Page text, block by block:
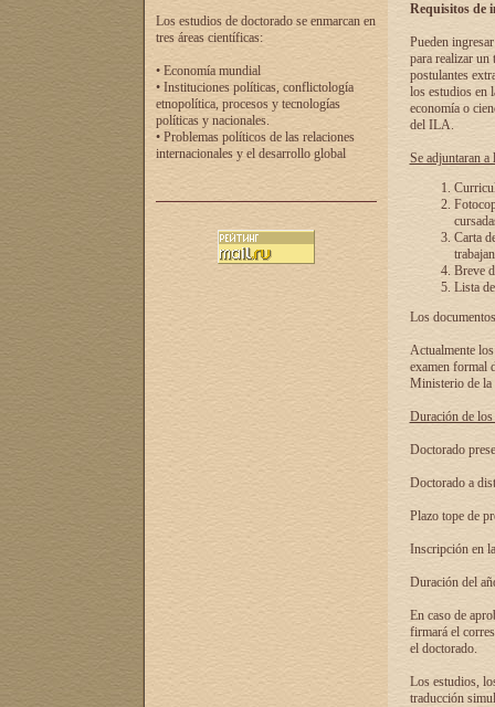
Los estudios de doctorado se enmarcan en
tres áreas científicas:
• Economía mundial
• Instituciones políticas, conflictología
etnopolítica, procesos y tecnologías
políticas y nacionales.
• Problemas políticos de las relaciones
internacionales y el desarrollo global
Requisitos de
Pueden
para realizar un
postulantes
los estudios en
economía o
del ILA.
Se adjuntaran a
Carta
Breve
Lista
Los
Actualmente
examen formal
Ministerio de la
Duración de
Doctorado
Doctorado a
Plazo tope de
Inscripción en
Duración del
En caso de
firmará el
el doctorado.
Los estudios,
traducción